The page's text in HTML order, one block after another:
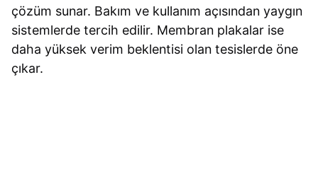
çözüm sunar. Bakım ve kullanım açısından yaygın
sistemlerde tercih edilir. Membran plakalar ise
daha yüksek verim beklentisi olan tesislerde öne
çıkar.